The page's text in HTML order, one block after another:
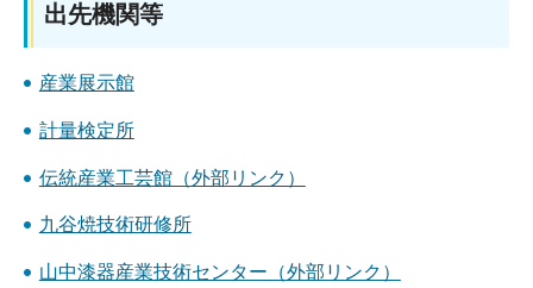
出先機関等
産業展示館
計量検定所
伝統産業工芸館（外部リンク）
九谷焼技術研修所
山中漆器産業技術センター（外部リンク）